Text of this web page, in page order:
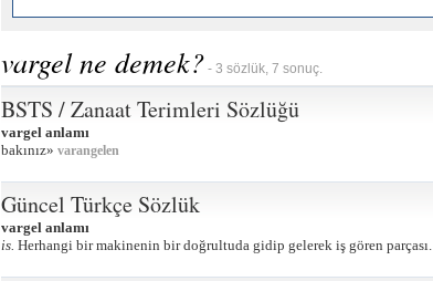
vargel ne demek? - 3 sözlük, 7 sonuç.
BSTS / Zanaat Terimleri Sözlüğü
vargel anlamı
bakınız» varangelen
Güncel Türkçe Sözlük
vargel anlamı
is. Herhangi bir makinenin bir doğrultuda gidip gelerek iş gören parçası.